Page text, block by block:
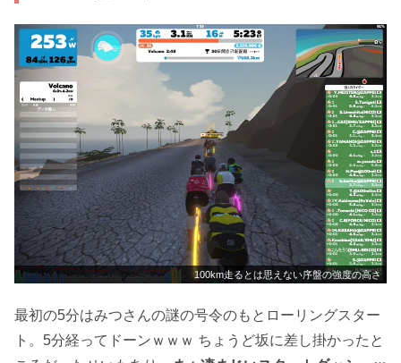
100km走るとは思えない序盤の強度の高さ
最初の5分はみつさんの謎の号令のもとローリングスター
ト。5分経ってドーンｗｗｗ ちょうど坂に差し掛かったと